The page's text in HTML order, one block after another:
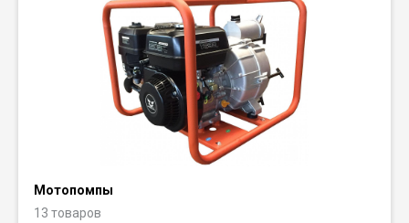
Мотопомпы
13 товаров